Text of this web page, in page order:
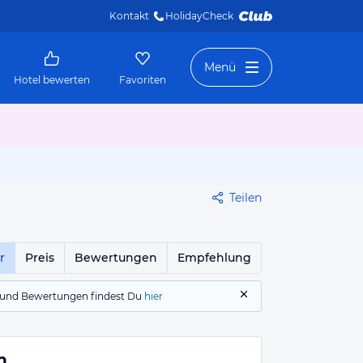
Kontakt HolidayCheck
Hotel bewerten Favoriten
Menü
Teilen
Preis Bewertungen Empfehlung
Bewertungen findest Du hier